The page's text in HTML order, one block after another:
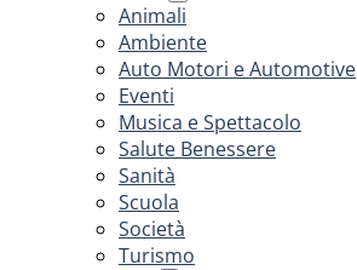
Animali
Ambiente
Auto Motori e Automotive
Eventi
Musica e Spettacolo
Salute Benessere
Sanità
Scuola
Società
Turismo